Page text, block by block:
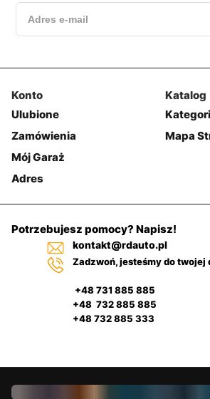
Konto
Ulubione
Zamówienia
Mój Garaż
Adres
Katalog
Mapa
Potrzebujesz pomocy? Napisz!
kontakt@rdauto.pl
Zadzwoń, jesteśmy do
+48 731 885 885
+48 732 885 885
+48 732 885 333